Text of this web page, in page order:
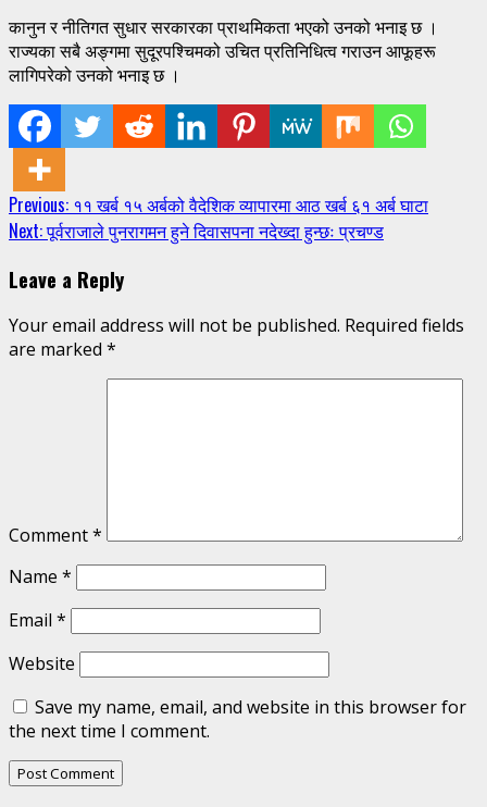
कानुन र नीतिगत सुधार सरकारका प्राथमिकता भएको उनको भनाइ छ ।
राज्यका सबै अङ्गमा सुदूरपश्चिमको उचित प्रतिनिधित्व गराउन आफूहरू
लागिपरेको उनको भनाइ छ ।
Continue
Reading
Previous: ११ खर्ब १५ अर्बको वैदेशिक व्यापारमा आठ खर्ब ६१ अर्ब घाटा
Next:पूर्वराजाले पुनरागमन हुने दिवासपना नदेख्दा हुन्छः प्रचण्ड
Leave a Reply
Your email address will not be published. Required fields
are marked *
Comment*
Name *
Email *
Website
Save my name, email, and website in this browser for
the next time I comment.